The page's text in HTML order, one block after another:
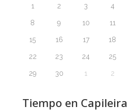
1 2 3 4
8 9 10 11
15 16 17 18
22 23 24 25
29 30 1 2
Tiempo en Capileira